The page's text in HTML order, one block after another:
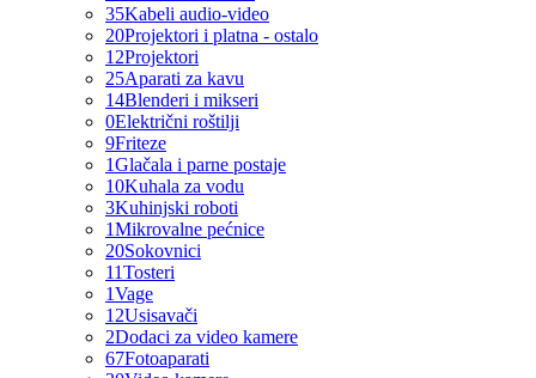
35Kabeli audio-video
20Projektori i platna - ostalo
12Projektori
25Aparati za kavu
14Blenderi i mikseri
0Električni roštilji
9Friteze
1Glačala i parne postaje
10Kuhala za vodu
3Kuhinjski roboti
1Mikrovalne pećnice
20Sokovnici
11Tosteri
1Vage
12Usisavači
2Dodaci za video kamere
67Fotoaparati